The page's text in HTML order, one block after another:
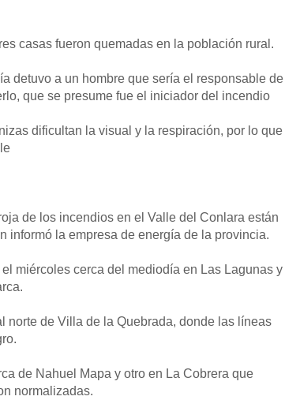
casas fueron quemadas en la población rural.
detuvo a un hombre que sería el responsable de
que se presume fue el iniciador del incendio
dificultan la visual y la respiración, por lo que
de los incendios en el Valle del Conlara están
informó la empresa de energía de la provincia.
miércoles cerca del mediodía en Las Lagunas y
norte de Villa de la Quebrada, donde las líneas
de Nahuel Mapa y otro en La Cobrera que
normalizadas.